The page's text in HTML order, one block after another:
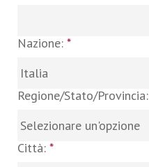
Nazione: *
Regione/Stato/Provincia:
Città: *